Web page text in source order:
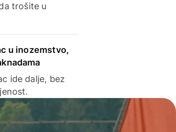
trošite u
u inozemstvo,
ide dalje, bez